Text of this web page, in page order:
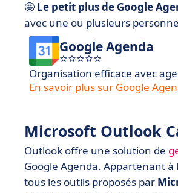
🤩 Le petit plus de Google
avec une ou plusieurs
Google Agenda
Organisation efficace avec
En savoir plus sur Google
Microsoft Outlook
Outlook offre une solution de
Google Agenda. Appartenant à
tous les outils proposés par